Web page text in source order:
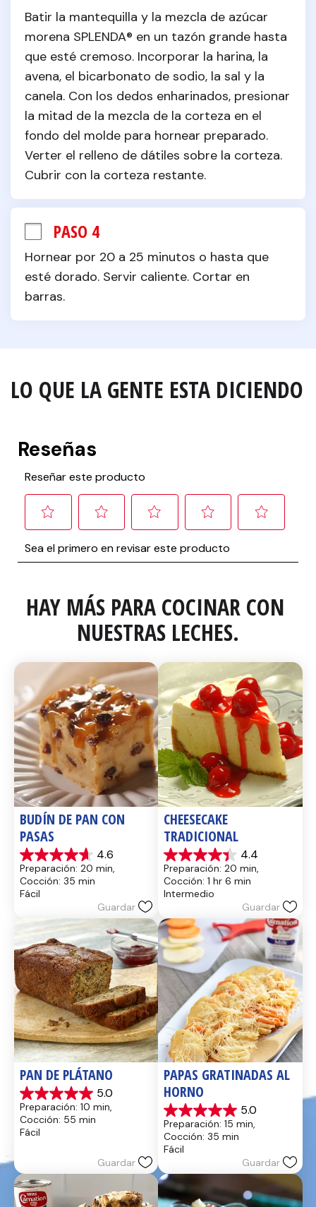
Batir la mantequilla y la mezcla de azúcar
morena SPLENDA® en un tazón grande hasta
que esté cremoso. Incorporar la harina, la
avena, el bicarbonato de sodio, la sal y la
canela. Con los dedos enharinados, presionar
la mitad de la mezcla de la corteza en el
fondo del molde para hornear preparado.
Verter el relleno de dátiles sobre la corteza.
Cubrir con la corteza restante.
PASO 4
Hornear por 20 a 25 minutos o hasta que
esté dorado. Servir caliente. Cortar en
barras.
LO QUE LA GENTE ESTA DICIENDO
HAY MÁS PARA COCINAR CON
NUESTRAS LECHES.
BUDÍN DE PAN CON
PASAS
4.6
4.6
de
5
estrellas.
reseñas
Preparación: 20 min,
Cocción: 35 min
Fácil
Guardar
CHEESECAKE
TRADICIONAL
4.4
4.4
de
5
estrellas.
reseñas
Preparación: 20 min,
Cocción: 1 hr 6 min
Intermedio
Guardar
PAN DE PLÁTANO
5.0
5.0
de
5
estrellas.
Preparación: 10 min,
Cocción: 55 min
Fácil
Guardar
PAPAS GRATINADAS AL
HORNO
5.0
5.0
de
5
estrellas.
reseñas
Preparación: 15 min,
Cocción: 35 min
Fácil
Guardar